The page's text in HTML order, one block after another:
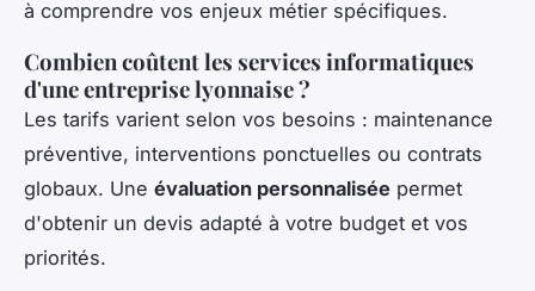
à comprendre vos enjeux métier spécifiques.
Combien coûtent les services informatiques
d'une entreprise lyonnaise ?
Les tarifs varient selon vos besoins : maintenance
préventive, interventions ponctuelles ou contrats
globaux. Une évaluation personnalisée permet
d'obtenir un devis adapté à votre budget et vos
priorités.